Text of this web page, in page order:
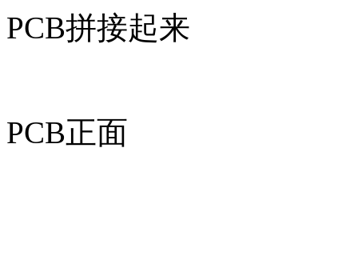
PCB拼接起来
PCB正面